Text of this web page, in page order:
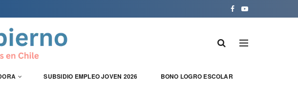
SUBSIDIO EMPLEO JOVEN 2026 BONO LOGRO ESCOLAR